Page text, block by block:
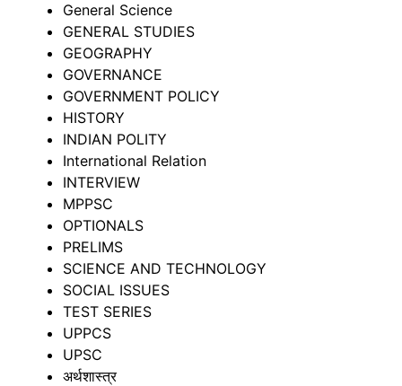
General Science
GENERAL STUDIES
GEOGRAPHY
GOVERNANCE
GOVERNMENT POLICY
HISTORY
INDIAN POLITY
International Relation
INTERVIEW
MPPSC
OPTIONALS
PRELIMS
SCIENCE AND TECHNOLOGY
SOCIAL ISSUES
TEST SERIES
UPPCS
UPSC
अर्थशास्त्र